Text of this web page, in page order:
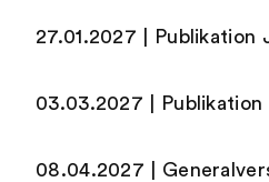
27.01.2027 | Publikation
03.03.2027 |
08.04.2027 |